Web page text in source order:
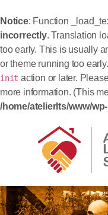
Notice: Function
incorrectly. Translation
too early. This is usually
or theme running too
init action or later.
more information. (This
/home/atelierlts/www/